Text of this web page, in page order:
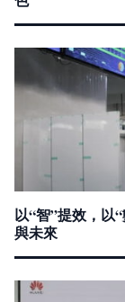
以“智”提效，以
與未來